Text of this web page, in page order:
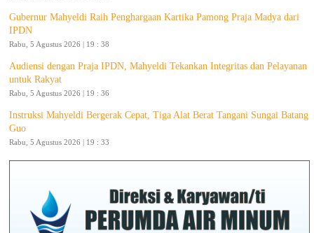
Gubernur Mahyeldi Raih Penghargaan Kartika Pamong Praja Madya dari
IPDN
Rabu, 5 Agustus 2026 | 19 : 38
Audiensi dengan Praja IPDN, Mahyeldi Tekankan Integritas dan Pelayanan
untuk Rakyat
Rabu, 5 Agustus 2026 | 19 : 36
Instruksi Mahyeldi Bergerak Cepat, Tiga Alat Berat Tangani Sungai Batang
Guo
Rabu, 5 Agustus 2026 | 19 : 33